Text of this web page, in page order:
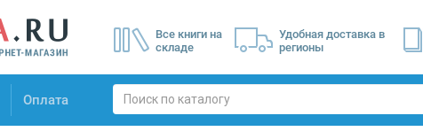
Все книги на
складе
Удобная доставка в
регионы
Оплата